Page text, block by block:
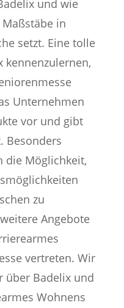
und wie
in
setzt. Eine tolle
kennenzulernen,
Unternehmen
vor und gibt
Besonders
die Möglichkeit,
zu
Angebote
vertreten. Wir
über Badelix und
Wohnens